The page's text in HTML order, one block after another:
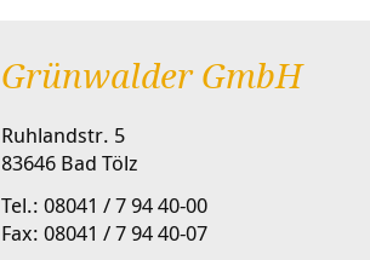
Grünwalder GmbH
Ruhlandstr. 5
83646 Bad Tölz
Tel.: 08041 / 7 94 40-00
Fax: 08041 / 7 94 40-07